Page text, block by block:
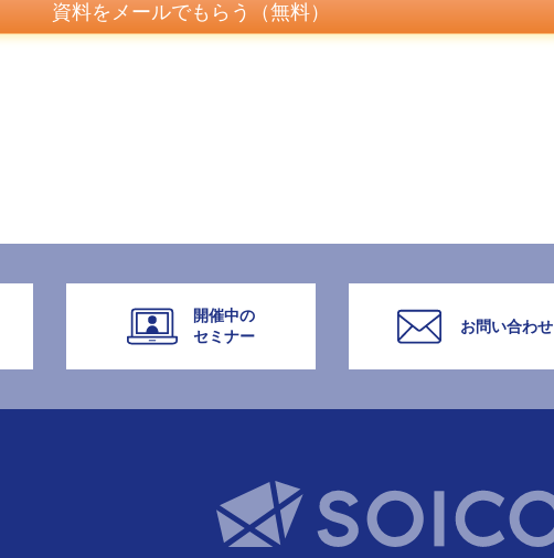
資料をメールでもらう（無料）
開催中の
セミナー
お問い合わせ